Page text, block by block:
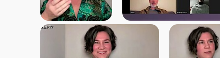
Sophia
Spirit Talks mit Isabella Wirth
Sri Vast